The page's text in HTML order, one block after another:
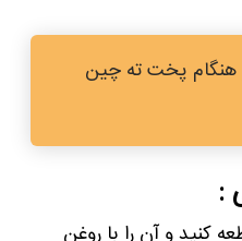
هنگام پخت ته چین
: